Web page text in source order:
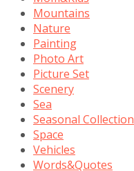
Mountains
Nature
Painting
Photo Art
Picture Set
Scenery
Sea
Seasonal Collection
Space
Vehicles
Words&Quotes